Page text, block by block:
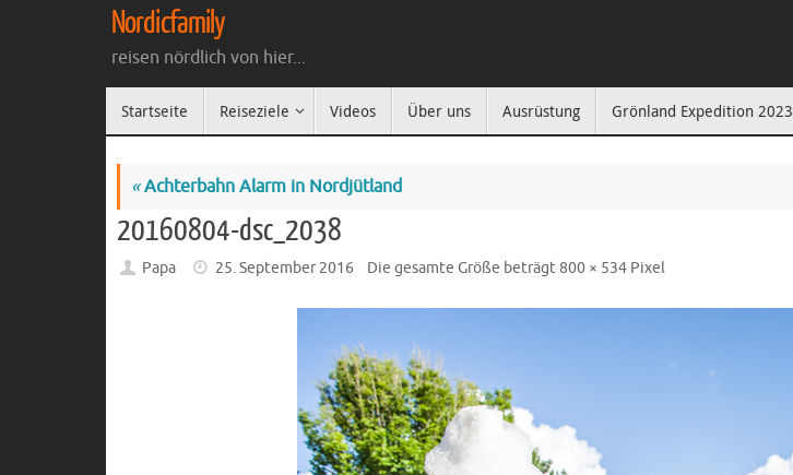
Nordicfamily
reisen nördlich von hier...
Inhalt
Startseite Reiseziele Videos Über uns Ausrüstung Grönland Expedition 2023
«Achterbahn Alarm in Nordjütland
20160804-dsc_2038
Papa 25. September 2016 Die gesamte Größe beträgt800 × 534Pixel